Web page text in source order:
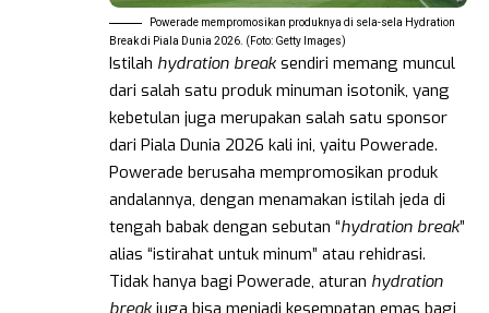
Powerade mempromosikan produknya di sela-sela Hydration
Break di Piala Dunia 2026. (Foto: Getty Images)
Istilah hydration break sendiri memang muncul
dari salah satu produk minuman isotonik, yang
kebetulan juga merupakan salah satu sponsor
dari Piala Dunia 2026 kali ini, yaitu Powerade.
Powerade berusaha mempromosikan produk
andalannya, dengan menamakan istilah jeda di
tengah babak dengan sebutan “hydration break”
alias “istirahat untuk minum” atau rehidrasi.
Tidak hanya bagi Powerade, aturan hydration